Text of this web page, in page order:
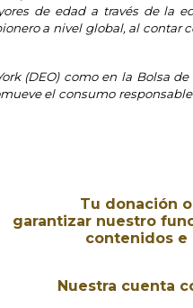
de edad a través de la
a nivel global, al
(DEO) como en la Bolsa
el consumo
Tu donación
garantizar nuestro
contenidos
Nuestra cuenta